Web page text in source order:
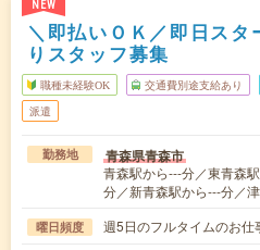
NEW
＼即払いＯＫ／即日スタ
りスタッフ募集
職種未経験OK 交通費別途支給あり
派遣
勤務地 青森県青森市
青森駅から---分／東青森
分／新青森駅から---分／
曜日頻度 週5日のフルタイムのお仕